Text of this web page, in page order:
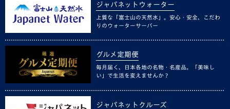
ジャパネットウォーター
上質な「富士山の天然水」。安心・安全、こだわ
りのウォーターサーバー
グルメ定期便
毎月届く、日本各地の名物・名産品。「美味し
い」で生活を変えませんか？
ジャパネットクルーズ